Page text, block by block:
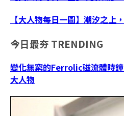
【大人物每日一圖】潮汐之上
今日最夯 TRENDING
變化無窮的Ferrolic磁流體時
大人物